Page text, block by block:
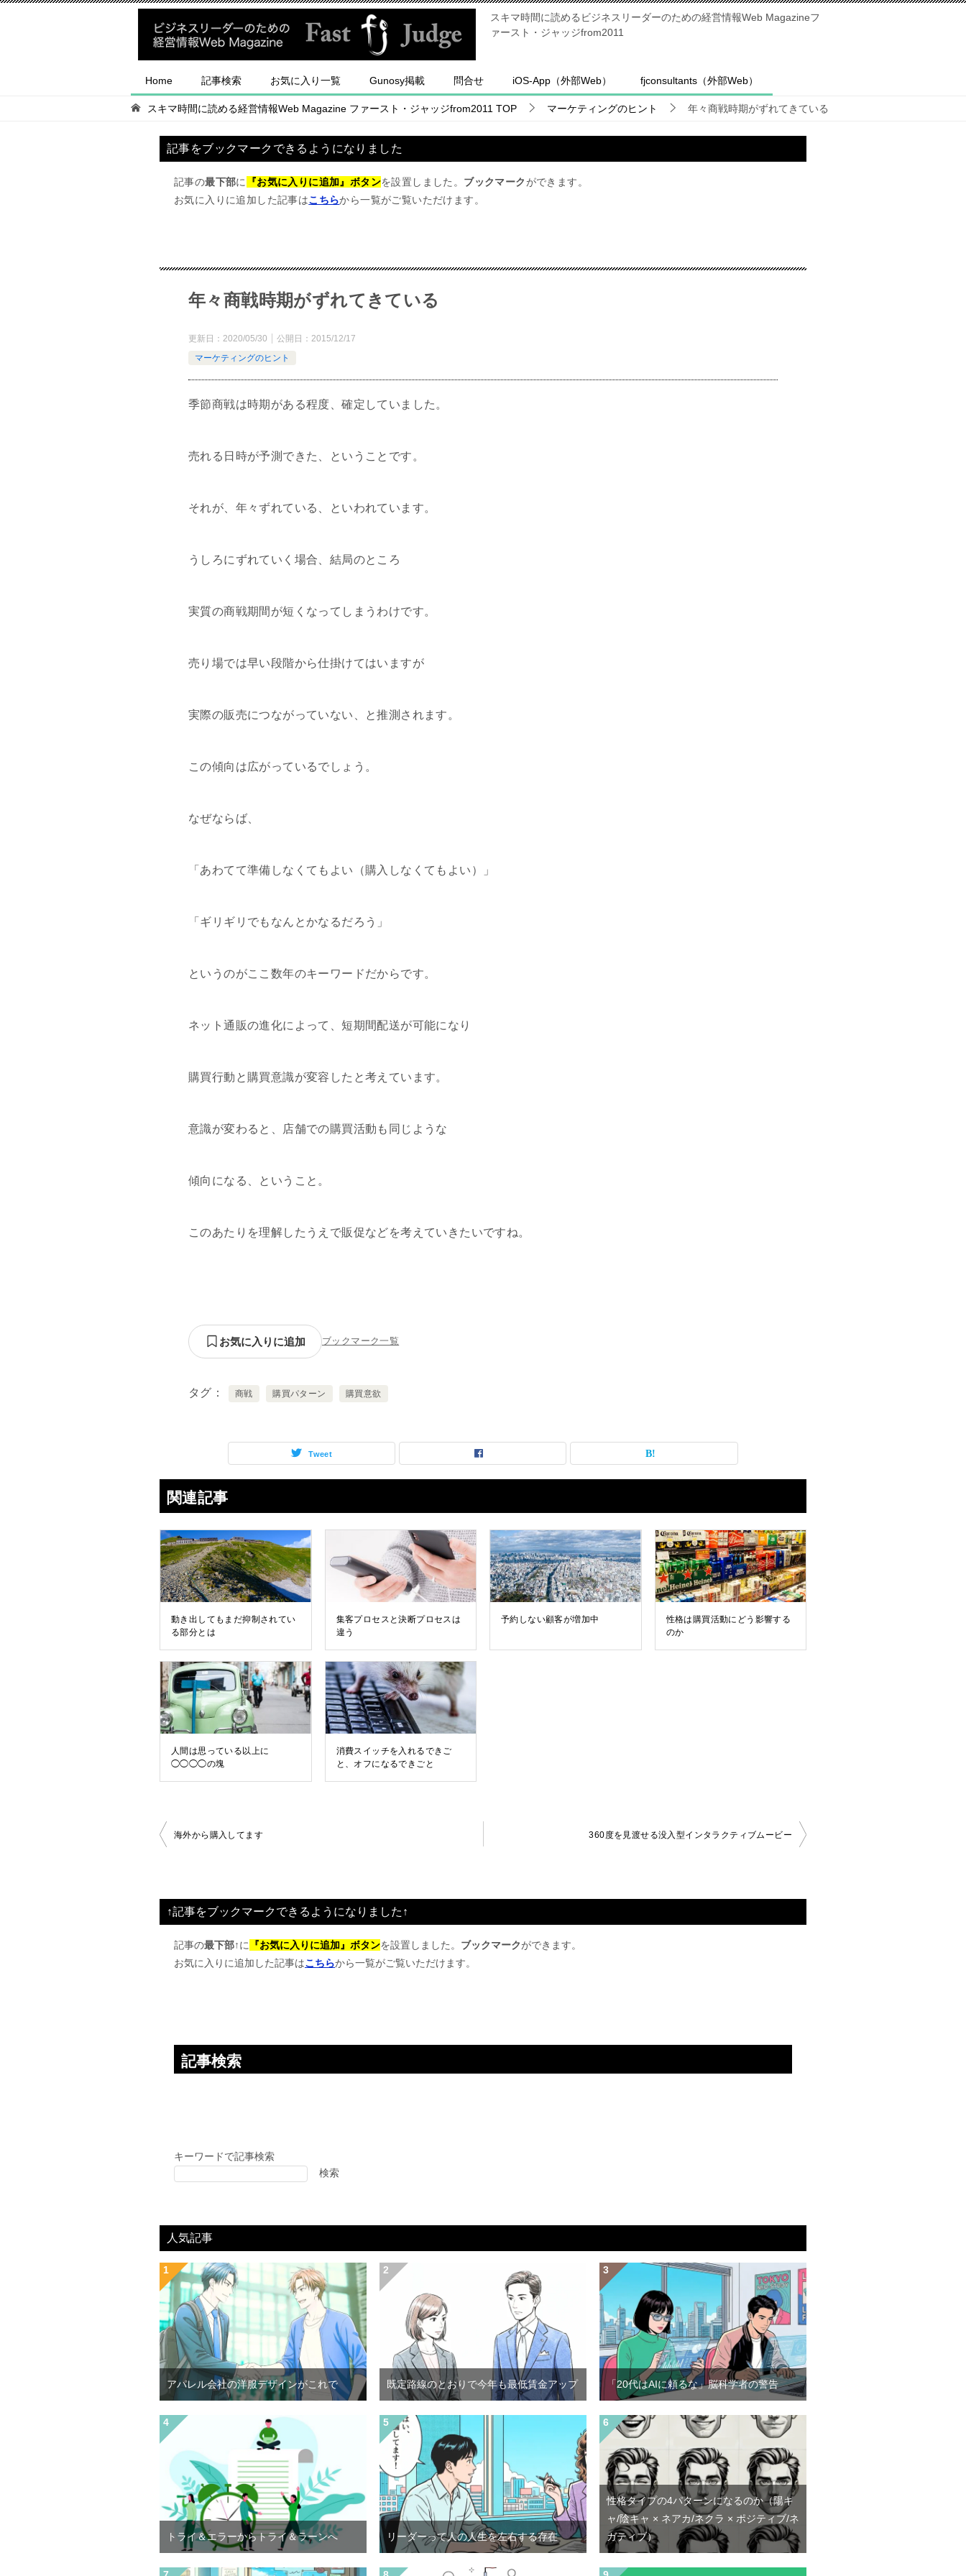
スキマ時間に読めるビジネスリーダーのための経営情報Web Magazineフ
ァースト・ジャッジfrom2011
Home 記事検索 お気に入り一覧 Gunosy掲載 問合せ iOS-App（外部Web） fjconsultants（外部Web）
スキマ時間に読める経営情報Web Magazine ファースト・ジャッジfrom2011 TOP マーケティングのヒント 年々商戦時期がずれてきている
記事をブックマークできるようになりました
記事の最下部に 『お気に入りに追加』ボタンを設置しました。 ブックマーク ができます。
お気に入りに追加した記事はこちらから一覧がご覧いただけます。
年々商戦時期がずれてきている
更新日： 2020/05/30 公開日： 2015/12/17
マーケティングのヒント
季節商戦は時期がある程度、確定していました。
売れる日時が予測できた、ということです。
それが、年々ずれている、といわれています。
うしろにずれていく場合、結局のところ
実質の商戦期間が短くなってしまうわけです。
売り場では早い段階から仕掛けてはいますが
実際の販売につながっていない、と推測されます。
この傾向は広がっているでしょう。
なぜならば、
「あわてて準備しなくてもよい（購入しなくてもよい）」
「ギリギリでもなんとかなるだろう」
というのがここ数年のキーワードだからです。
ネット通販の進化によって、短期間配送が可能になり
購買行動と購買意識が変容したと考えています。
意識が変わると、店舗での購買活動も同じような
傾向になる、ということ。
このあたりを理解したうえで販促などを考えていきたいですね。
お気に入りに追加 ブックマーク一覧
タグ 商戦 購買パターン 購買意欲
Tweet
関連記事
動き出してもまだ抑制されてい
る部分とは
集客プロセスと決断プロセスは
違う
予約しない顧客が増加中
性格は購買活動にどう影響する
のか
人間は思っている以上に
◯◯◯◯の塊
消費スイッチを入れるできご
と、オフになるできごと
投
ビ
ゲ
ー
シ
海外から購入してます 360度を見渡せる没入型インタラクティブムービー
↑記事をブックマークできるようになりました↑
記事の最下部↑に 『お気に入りに追加』ボタンを設置しました。 ブックマークができます。
お気に入りに追加した記事はこちらから一覧がご覧いただけます。
記事検索
キーワードで記事検索
検索
人気記事
アパレル会社の洋服デザインがこれで 既定路線のとおりで今年も最低賃金アップ 「20代はAIに頼るな」脳科学者の警告
トライ＆エラーからトライ＆ラーンへ リーダーって人の人生を左右する存在
性格タイプの4パターンになるのか（陽キ
ャ/陰キャ × ネアカ/ネクラ × ポジティブ/ネ
ガティブ）